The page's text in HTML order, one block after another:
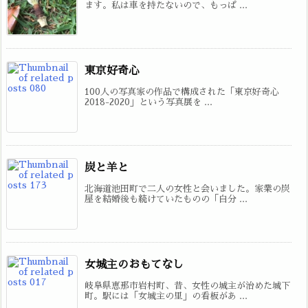
ます。私は車を持たないので、もっぱ ...
東京好奇心
100人の写真家の作品で構成された「東京好奇心
2018-2020」という写真展を ...
炭と羊と
北海道池田町で二人の女性と会いました。家業の炭
屋を結婚後も続けていたものの「自分 ...
女城主のおもてなし
岐阜県恵那市岩村町、昔、女性の城主が治めた城下
町。駅には「女城主の里」の看板があ ...